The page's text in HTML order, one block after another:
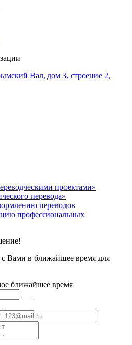
Вал, дом 3, строение 2,
проектами»
перевода»
переводов
профессиональных
Вами в ближайшее время для
ближайшее время